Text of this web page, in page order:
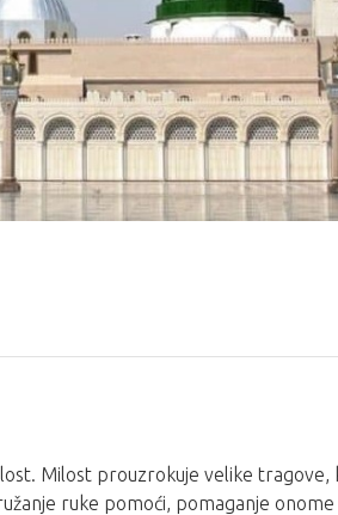
Milost prouzrokuje velike tragove,
ruke pomoći, pomaganje